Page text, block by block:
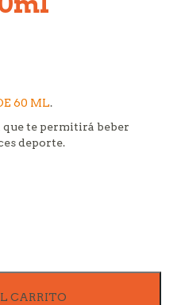
60 ML.
que te permitirá beber
deporte.
CARRITO